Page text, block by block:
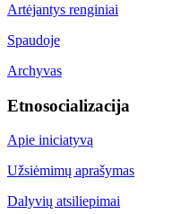
Artėjantys renginiai
Spaudoje
Archyvas
Etnosocializacija
Apie iniciatyvą
Užsiėmimų aprašymas
Dalyvių atsiliepimai